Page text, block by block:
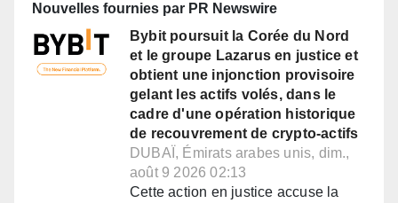
Nouvelles fournies par PR Newswire
Bybit poursuit la Corée du Nord
et le groupe Lazarus en justice et
obtient une injonction provisoire
gelant les actifs volés, dans le
cadre d'une opération historique
de recouvrement de crypto-actifs
DUBAÏ, Émirats arabes unis, dim.,
août 9 2026 02:13
Cette action en justice accuse la